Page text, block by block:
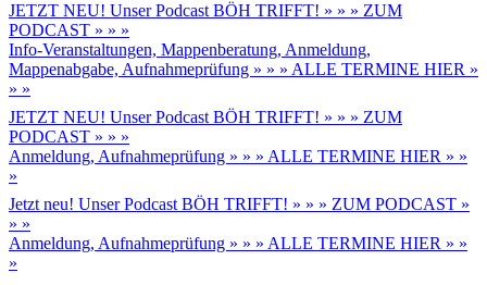
JETZT NEU! Unser Podcast BÖH TRIFFT! » » » ZUM
PODCAST » » »
Info-Veranstaltungen, Mappenberatung, Anmeldung,
Mappenabgabe, Aufnahmeprüfung » » » ALLE TERMINE HIER »
» »
JETZT NEU! Unser Podcast BÖH TRIFFT! » » » ZUM
PODCAST » » »
Anmeldung, Aufnahmeprüfung » » » ALLE TERMINE HIER » »
»
Jetzt neu! Unser Podcast BÖH TRIFFT! » » » ZUM PODCAST »
» »
Anmeldung, Aufnahmeprüfung » » » ALLE TERMINE HIER » »
»